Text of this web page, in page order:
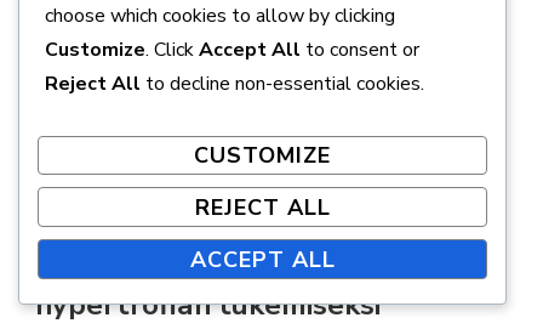
Rasvat, vaikka niitä tarvitaan vähemmän, ovat
silti tärkeitä hormonitoiminnalle ja yleiselle
terveydelle. Hyviä rasvan lähteitä ovat
esimerkiksi pähkinät, siemenet, avokado ja
oliiviöljy. Rasvojen osuus ruokavaliossa voi olla
noin 20-35 prosenttia kokonaiskaloreista.
Lisäravinteet ja niiden käyttö
hypertrofian tukemiseksi
choose which cookies to allow by clicking
Customize. ClickAccept All to consent or
Reject All to decline non-essential cookies.
CUSTOMIZE
REJECT ALL
ACCEPT ALL